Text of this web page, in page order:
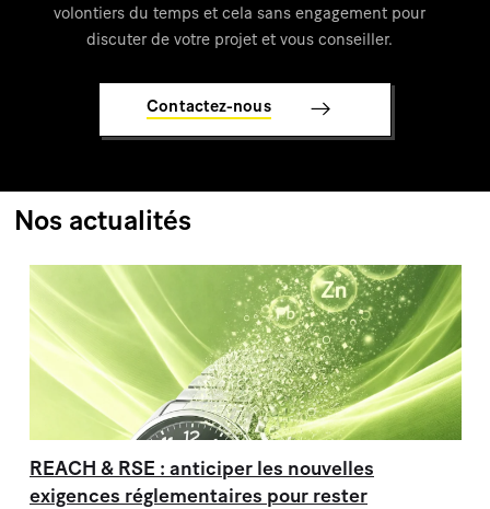
volontiers du temps et cela sans engagement pour
discuter de votre projet et vous conseiller.
Contactez-nous
Nos actualités
REACH & RSE : anticiper les nouvelles
exigences réglementaires pour rester